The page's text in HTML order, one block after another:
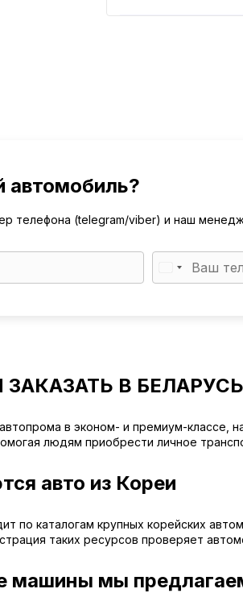
автомобиль?
телефона (telegram/viber) и наш
ЗАКАЗАТЬ В БЕЛАРУСЬ
в эконом- и премиум-
людям приобрести личное
авто из Кореи
по каталогам крупных корейских
таких ресурсов проверяет
машины мы